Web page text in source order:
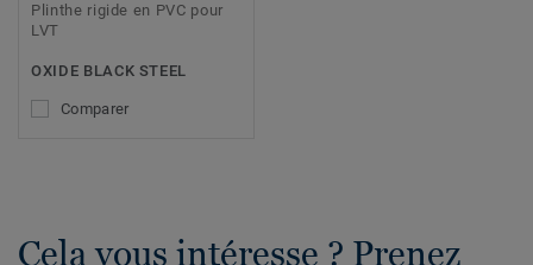
Plinthe rigide en PVC pour
LVT
OXIDE BLACK STEEL
Comparer
Cela vous intéresse ? Prenez